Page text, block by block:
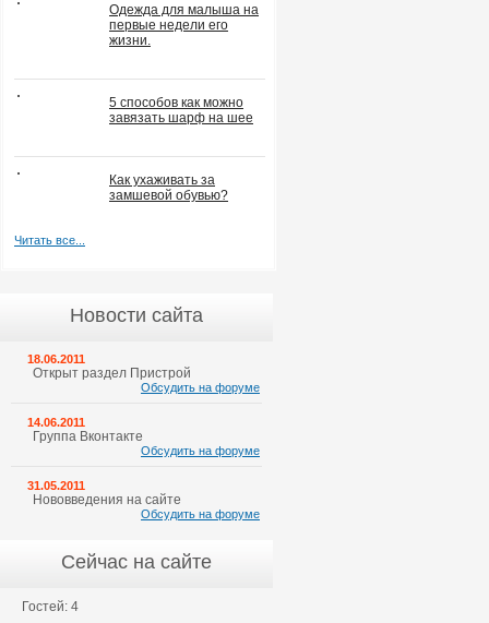
Одежда для малыша на
первые недели его
жизни.
5 способов как можно
завязать шарф на шее
Как ухаживать за
замшевой обувью?
Читать все...
Новости сайта
18.06.2011
Открыт раздел Пристрой
Обсудить на форуме
14.06.2011
Группа Вконтакте
Обсудить на форуме
31.05.2011
Нововведения на сайте
Обсудить на форуме
Сейчас на сайте
Гостей: 4